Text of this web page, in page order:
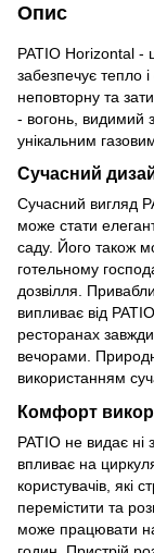
Опис
PATIO Horizontal -
забезпечує тепло
неповторну та
- вогонь, видимий
унікальним
Сучасний
Сучасний вигляд
може стати
саду. Його також
готельному
дозвілля.
випливає від
ресторанах
вечорами.
використанням
Комфорт
PATIO не видає ні
впливає на
користувачів, які
перемістити та
може працювати